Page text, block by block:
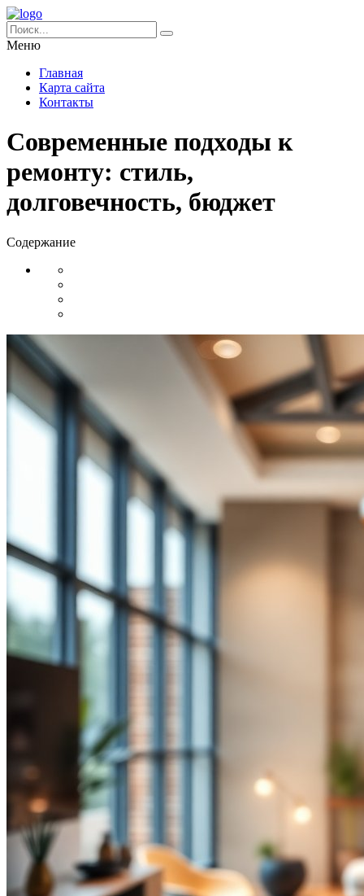
Меню
Главная
Карта сайта
Контакты
Современные подходы к
ремонту: стиль,
долговечность, бюджет
Содержание